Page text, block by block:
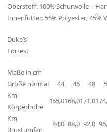
Oberstoff: 100% Schurwolle –
Innenfutter: 55% Polyester, 45%
Duke’s
Forrest
Maße in cm
Größe normal
44 46 48
Km
Körperhöhe
165,0168,0171,0
Km
Brustumfan
84,0 88,0 92,0